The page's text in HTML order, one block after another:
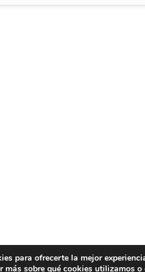
para ofrecerte la mejor
más sobre qué cookies utilizamos